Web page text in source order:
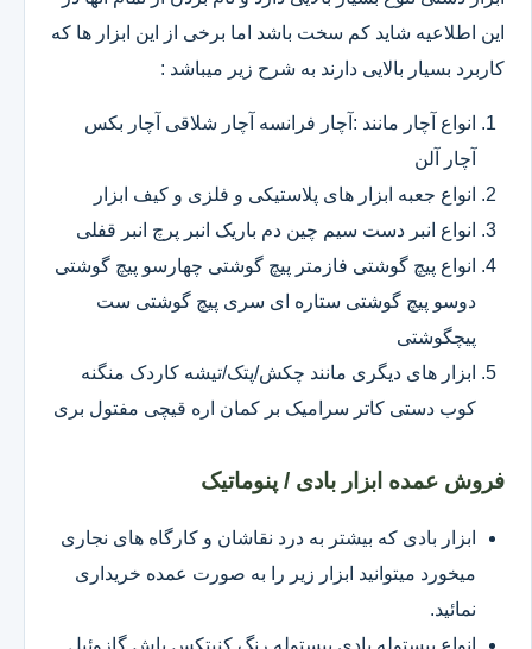
این اطلاعیه شاید کم سخت باشد اما برخی از این ابزار ها که
کاربرد بسیار بالایی دارند به شرح زیر میباشد :
انواع آچار مانند :آچار فرانسه آچار شلاقی آچار بکس
آچار آلن
انواع جعبه ابزار های پلاستیکی و فلزی و کیف ابزار
انواع انبر دست سیم چین دم باریک انبر پرچ انبر قفلی
انواع پیچ گوشتی فازمتر پیچ گوشتی چهارسو پیچ گوشتی
دوسو پیچ گوشتی ستاره ای سری پیچ گوشتی ست
پیچگوشتی
ابزار های دیگری مانند چکش/پتک/تیشه کاردک منگنه
کوب دستی کاتر سرامیک بر کمان اره قیچی مفتول بری
فروش عمده ابزار بادی / پنوماتیک
ابزار بادی که بیشتر به درد نقاشان و کارگاه های نجاری
میخورد میتوانید ابزار زیر را به صورت عمده خریداری
نمائید.
انواع پیستوله بادی پیستوله رنگ کنیتکس پاش گازوئیل